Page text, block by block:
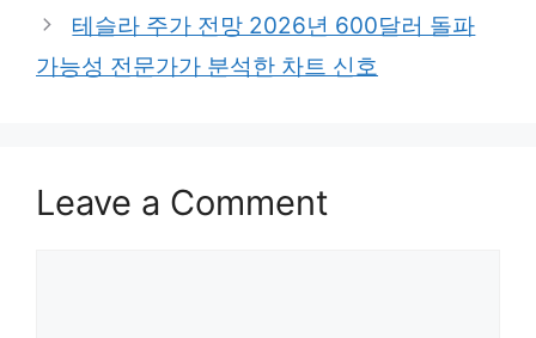
테슬라 주가 전망 2026년 600달러 돌파
가능성 전문가가 분석한 차트 신호
Leave a Comment